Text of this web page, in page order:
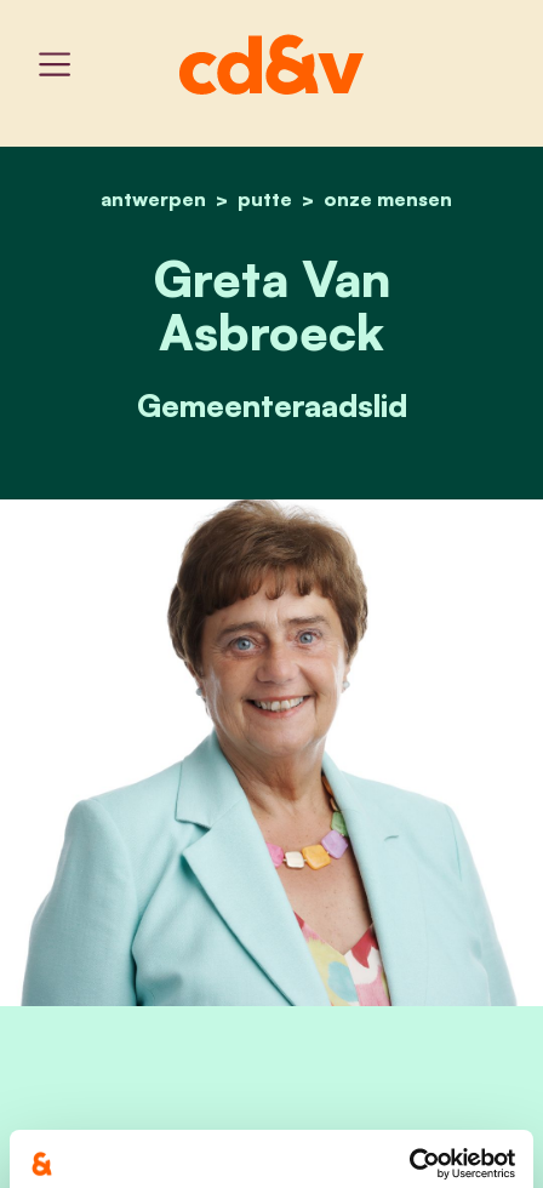
home
antwerpen putte onze mensen
greta van asbroeck
Greta Van
Asbroeck
Gemeenteraadslid
Gemeenteraadslid